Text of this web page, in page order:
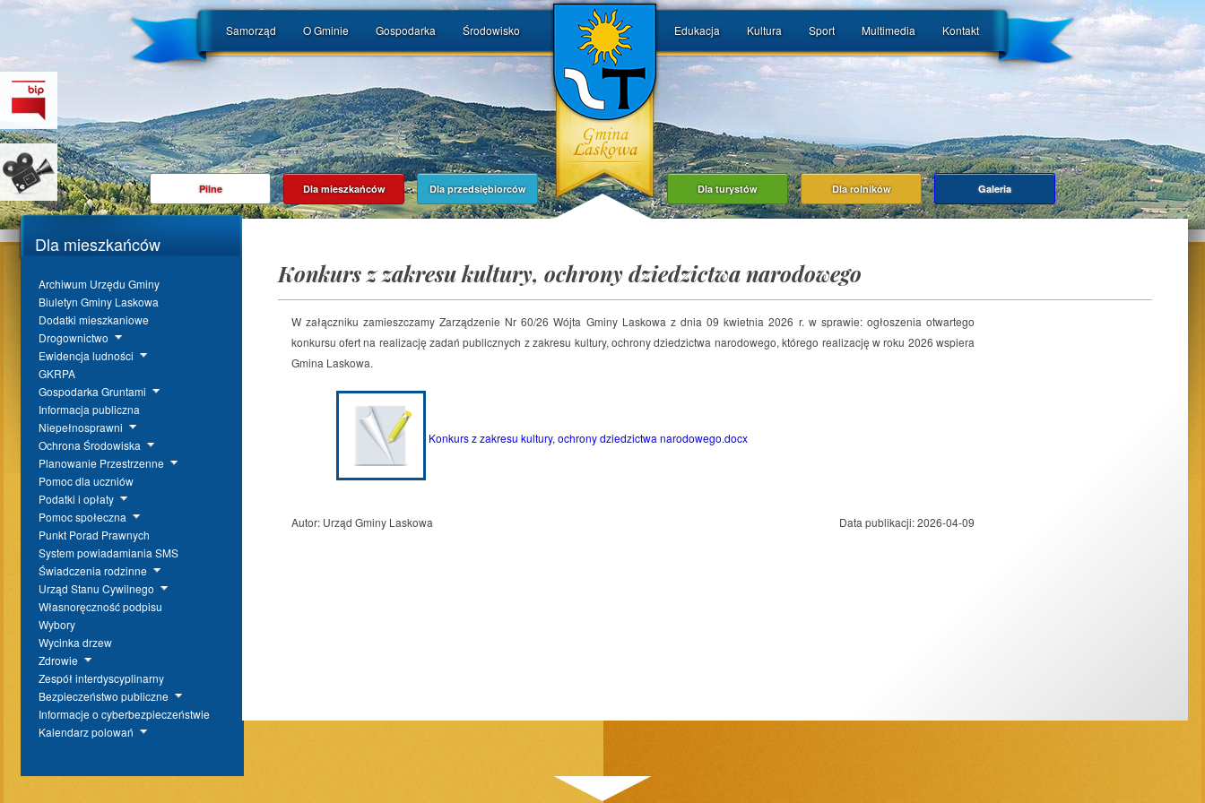
Samorząd O Gminie Gospodarka Środowisko Edukacja Kultura Sport Multimedia Kontakt
Pilne Dla mieszkańców Dla przedsiębiorców Dla turystów Dla rolników Galeria
Dla mieszkańców
Archiwum Urzędu Gminy
Biuletyn Gminy Laskowa
Dodatki mieszkaniowe
Drogownictwo
Ewidencja ludności
GKRPA
Gospodarka Gruntami
Informacja publiczna
Niepełnosprawni
Ochrona Środowiska
Planowanie Przestrzenne
Pomoc dla uczniów
Podatki i opłaty
Pomoc społeczna
Punkt Porad Prawnych
System powiadamiania SMS
Świadczenia rodzinne
Urząd Stanu Cywilnego
Własnoręczność podpisu
Wybory
Wycinka drzew
Zdrowie
Zespół interdyscyplinarny
Bezpieczeństwo publiczne
Informacje o cyberbezpieczeństwie
Kalendarz polowań
Konkurs z zakresu kultury, ochrony dziedzictwa narodowego
W załączniku zamieszczamy Zarządzenie Nr 60/26 Wójta Gminy Laskowa z dnia 09 kwietnia 2026 r. w sprawie: ogłoszenia otwartego
konkursu ofert na realizację zadań publicznych z zakresu kultury, ochrony dziedzictwa narodowego, którego realizację w roku 2026 wspiera
Gmina Laskowa.
Konkurs z zakresu kultury, ochrony dziedzictwa narodowego.docx
Autor: Urząd Gminy Laskowa Data publikacji:2026-04-09